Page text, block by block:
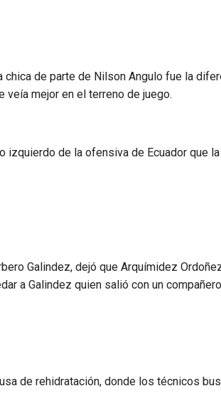
chica de parte de Nilson Angulo fue la
veía mejor en el terreno de juego.
izquierdo de la ofensiva de Ecuador que
Galindez, dejó que Arquímidez
a Galindez quien salió con un
de rehidratación, donde los técnicos